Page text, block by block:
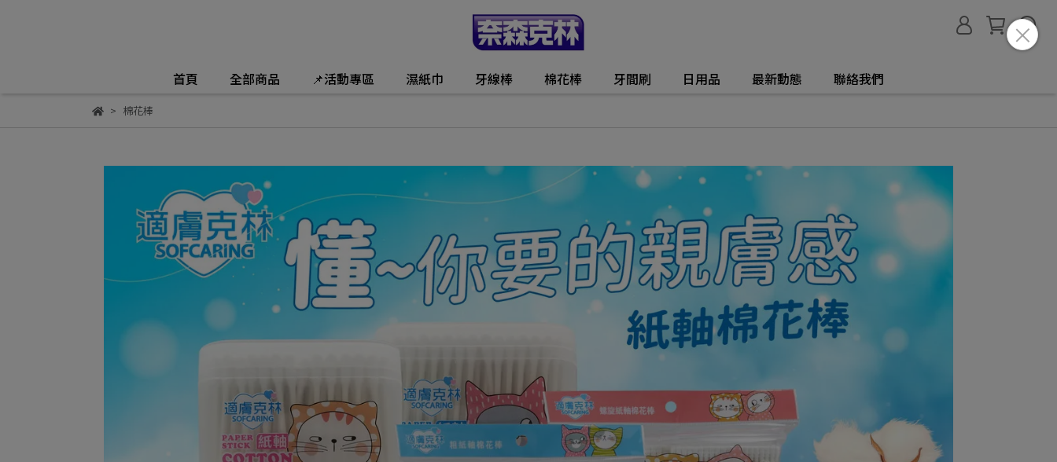
首頁 全部商品 📌活動專區 濕紙巾 牙線棒 棉花棒 牙間刷 日用品 最新動態 聯絡我們
棉花棒